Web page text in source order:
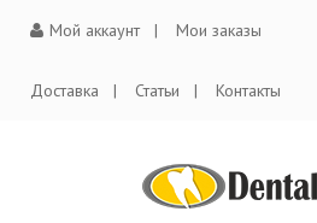
Мой аккаунт Мои заказы
Доставка Статьи Контакты